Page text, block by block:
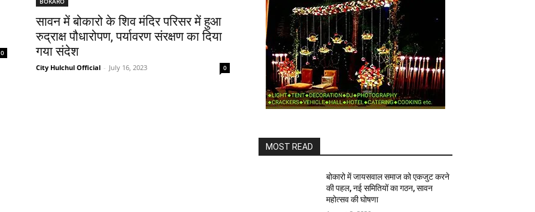
0
सावन में बोकारो के शिव मंदिर परिसर में हुआ
रुद्राक्ष पौधारोपण, पर्यावरण संरक्षण का दिया
गया संदेश
City Hulchul Official - July 16, 2023 0
MOST READ
बोकारो में जायसवाल समाज को एकजुट करने
की पहल, नई समितियों का गठन, सावन
महोत्सव की घोषणा